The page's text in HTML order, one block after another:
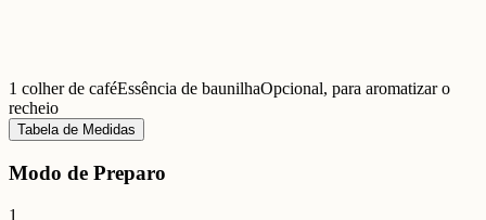
1 colher de caféEssência de baunilhaOpcional, para aromatizar o
recheio
Tabela de Medidas
Modo de Preparo
1